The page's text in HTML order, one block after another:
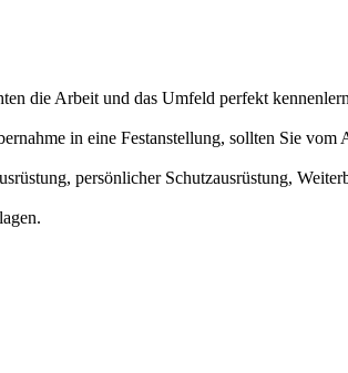
die Arbeit und das Umfeld perfekt
in eine Festanstellung, sollten Sie
persönlicher Schutzausrüstung,